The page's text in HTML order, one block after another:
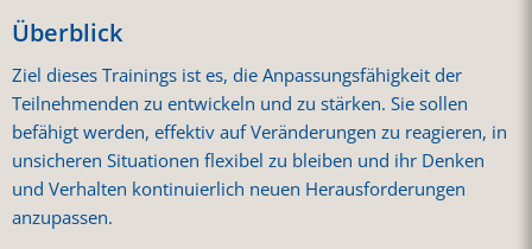
Überblick
Ziel dieses Trainings ist es, die Anpassungsfähigkeit der
Teilnehmenden zu entwickeln und zu stärken. Sie sollen
befähigt werden, effektiv auf Veränderungen zu reagieren, in
unsicheren Situationen flexibel zu bleiben und ihr Denken
und Verhalten kontinuierlich neuen Herausforderungen
anzupassen.